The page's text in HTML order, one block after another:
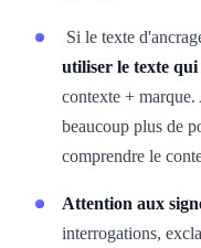
Si le texte
utiliser le texte
contexte +
beaucoup plus de
comprendre le
Attention aux
interrogations,